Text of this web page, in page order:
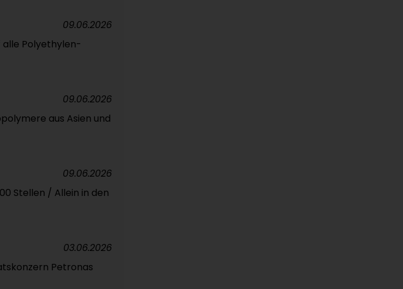
alle Polyethylen-
09.06.2026
aus Asien und
09.06.2026
Stellen / Allein in den
09.06.2026
Petronas
03.06.2026